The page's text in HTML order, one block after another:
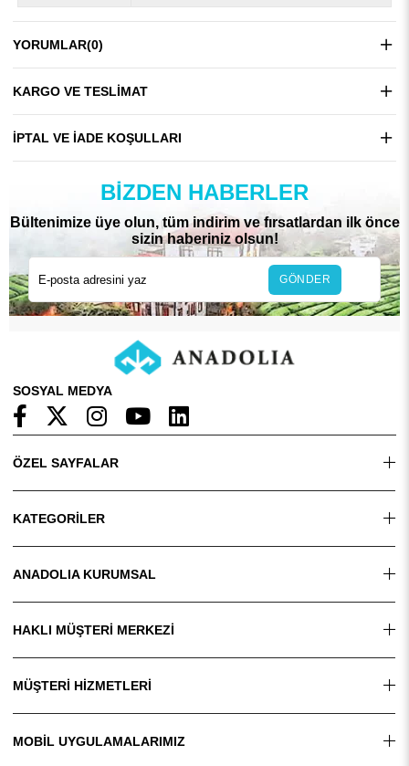
YORUMLAR(0)
KARGO VE TESLIMAT
İPTAL VE İADE KOŞULLARI
BIZDEN HABERLER
Bültenimize üye olun, tüm indirim ve fırsatlardan ilk önce
sizin haberiniz olsun!
GÖNDER
SOSYAL MEDYA
ÖZEL SAYFALAR
KATEGORİLER
ANADOLIA KURUMSAL
HAKLI MÜŞTERİ MERKEZİ
MÜŞTERİ HİZMETLERİ
MOBİL UYGULAMALARIMIZ